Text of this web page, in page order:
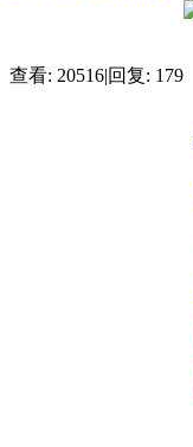
查看: 20516|回复: 179